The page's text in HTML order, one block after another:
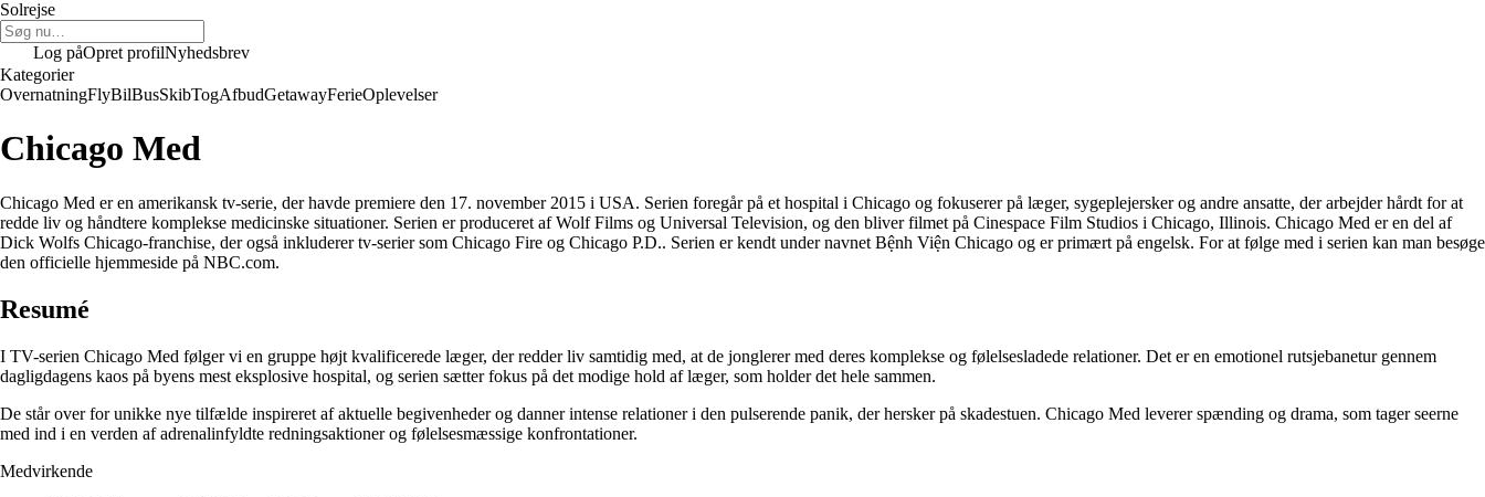
Solrejse
Log påOpret profilNyhedsbrev
Kategorier
OvernatningFlyBilBusSkibTogAfbudGetawayFerieOplevelser
Chicago Med
Chicago Med er en amerikansk tv-serie, der havde premiere den 17. november 2015 i USA. Serien foregår på et hospital i Chicago og fokuserer på læger, sygeplejersker og andre ansatte, der arbejder hårdt for at
redde liv og håndtere komplekse medicinske situationer. Serien er produceret af Wolf Films og Universal Television, og den bliver filmet på Cinespace Film Studios i Chicago, Illinois. Chicago Med er en del af
Dick Wolfs Chicago-franchise, der også inkluderer tv-serier som Chicago Fire og Chicago P.D.. Serien er kendt under navnet Bệnh Viện Chicago og er primært på engelsk. For at følge med i serien kan man besøge
den officielle hjemmeside på NBC.com.
Resumé
I TV-serien Chicago Med følger vi en gruppe højt kvalificerede læger, der redder liv samtidig med, at de jonglerer med deres komplekse og følelsesladede relationer. Det er en emotionel rutsjebanetur gennem
dagligdagens kaos på byens mest eksplosive hospital, og serien sætter fokus på det modige hold af læger, som holder det hele sammen.
De står over for unikke nye tilfælde inspireret af aktuelle begivenheder og danner intense relationer i den pulserende panik, der hersker på skadestuen. Chicago Med leverer spænding og drama, som tager seerne
med ind i en verden af adrenalinfyldte redningsaktioner og følelsesmæssige konfrontationer.
Medvirkende